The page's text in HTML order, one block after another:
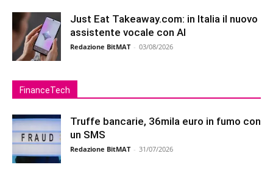
Just Eat Takeaway.com: in Italia il nuovo
assistente vocale con AI
Redazione BitMAT - 03/08/2026
FinanceTech
Truffe bancarie, 36mila euro in fumo con
un SMS
Redazione BitMAT - 31/07/2026